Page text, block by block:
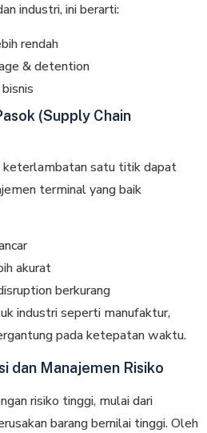
industri, ini berarti:
rendah
& detention
(Supply Chain
keterlambatan satu titik dapat
terminal yang baik
akurat
berkurang
industri seperti manufaktur,
pada ketepatan waktu.
dan Manajemen Risiko
risiko tinggi, mulai dari
barang bernilai tinggi. Oleh